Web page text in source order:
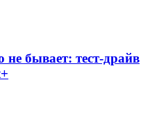
бывает: тест-драйв